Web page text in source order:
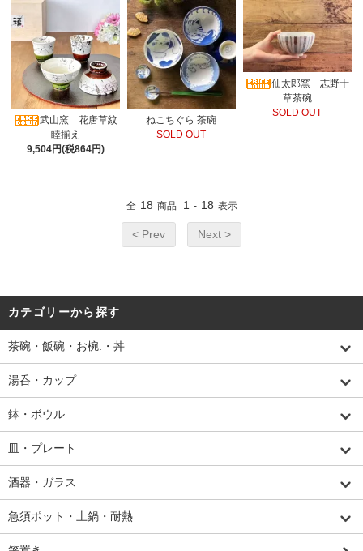
武山窯 花唐草紋
睦揃え
9,504円(税864円)
ねこちぐら 茶碗
SOLD OUT
仙太郎窯 志野十
草茶碗
SOLD OUT
全 18 商品 1 - 18 表示
< Prev Next >
カテゴリーから探す
茶碗・飯碗・お椀.・丼
湯呑・カップ
鉢・ボウル
皿・プレート
酒器・ガラス
急須ポット・土鍋・耐熱